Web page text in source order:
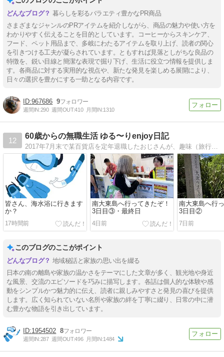
暮らしを彩るバラエティ豊かなPR商品
さまざまなジャンルのPRアイテムを紹介しながら、商品の魅力や使い方を
わかりやすく伝えることを目的としています。コーヒーからスキンケア、
フード、ペット用品まで、多岐にわたるアイテムを取り上げ、読者の関心
を引きつける工夫が凝らされています。ともすれば見落としがちな良品の
特徴を、鋭い目線と簡潔な表現で掘り下げ、生活に役立つ情報を提供しま
す。各商品に対する実用的な視点や、新たな発見を楽しめる展開により、
日々の選択を豊かにする一助となる内容です。
967686 9
週間IN:290 週間OUT:410 月間IN:1310
12
60歳からの無職生活 ゆる〜りenjoy日記
2017年7月末で某百貨店を定年退職したおじさんが、趣味（旅行、温泉、釣り、音楽、カメラ）の話や毎日の無職生活を綴ります。
皆さん、海水浴に行きます
か？
17時間前
南大東島へ行ってきたぞ！
3日目③・最終日
4日前
南大東島へ行
3日目②
7日前
このブログのここがポイント
地域秘話と家族の思い出を綴る
日本の南の離島や家族の温かさをテーマにした文章が多く、観光地や身近
な風景、交流のエピソードを巧みに描写します。各話は個人的な体験や感
動をシンプルかつ魅力的に伝え、読者に親しみやすさと発見の喜びを提供
します。広く知られていない名所や家族の絆を丁寧に綴り、日常の中に潜
む豊かな物語を引き出しています。
1954502 8
週間IN:287 週間OUT:496 月間IN:1484